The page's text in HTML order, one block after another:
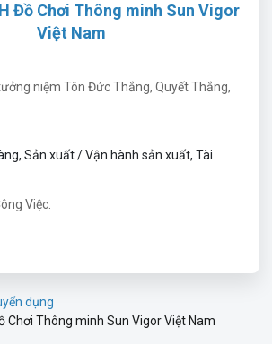
Đồ Chơi Thông minh Sun Vigor
Việt Nam
niệm Tôn Đức Thắng, Quyết Thắng,
Sản xuất / Vận hành sản xuất, Tài
Việc.
dụng
Chơi Thông minh Sun Vigor Việt Nam